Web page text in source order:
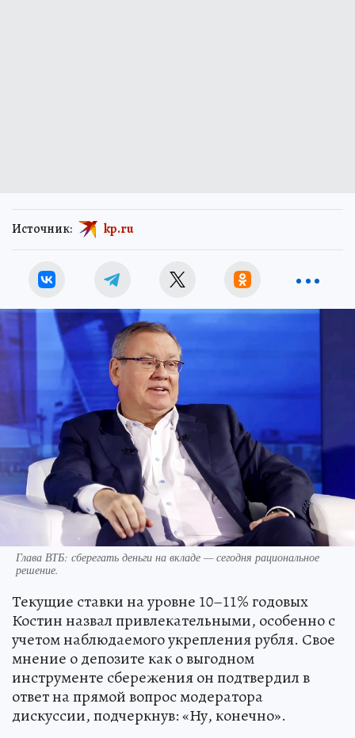
Источник: kp.ru
Глава ВТБ: сберегать деньги на вкладе — сегодня рациональное
решение.
Текущие ставки на уровне 10–11% годовых
Костин назвал привлекательными, особенно с
учетом наблюдаемого укрепления рубля. Свое
мнение о депозите как о выгодном
инструменте сбережения он подтвердил в
ответ на прямой вопрос модератора
дискуссии, подчеркнув: «Ну, конечно».